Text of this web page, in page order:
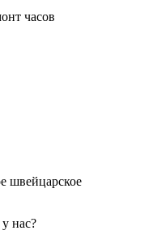
часов
швейцарское
нас?